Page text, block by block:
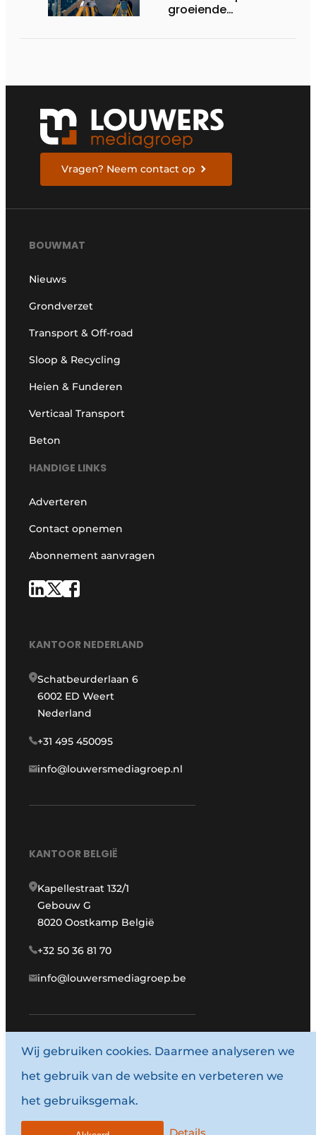
groeiende
Vragen? Neem contact op
BOUWMAT
Nieuws
Grondverzet
Transport & Off-road
Sloop & Recycling
Heien & Funderen
Verticaal Transport
Beton
HANDIGE LINKS
Adverteren
Contact opnemen
Abonnement aanvragen
KANTOOR NEDERLAND
Schatbeurderlaan 6
6002 ED Weert
Nederland
+31 495 450095
info@louwersmediagroep.nl
KANTOOR BELGIË
Kapellestraat 132/1
Gebouw G
8020 Oostkamp België
+32 50 36 81 70
info@louwersmediagroep.be
www.louwersmediagroep.com
© 1987 - 2026 Louwersmediagroep.
Algemene voorwaarden
Wij gebruiken cookies. Daarmee analyseren we
het gebruik van de website en verbeteren we
het gebruiksgemak.